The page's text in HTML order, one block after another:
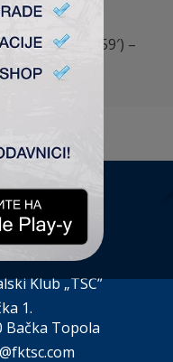
(Lazetić 59′) –
Klub „TSC”
1.
Bačka Topola